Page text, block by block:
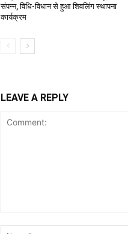
संपन्न, विधि-विधान से हुआ शिवलिंग स्थापना
कार्यक्रम
LEAVE A REPLY